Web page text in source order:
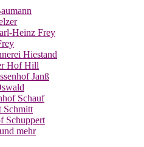
Heinz Frey
Hiestand
Hof Hill
Janß
Schauf
Schmitt
Schuppert
mehr